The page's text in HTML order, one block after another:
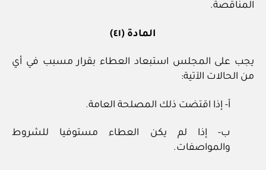
المناقصة.
المادة (٤١)
يجب على المجلس استبعاد العطاء بقرار مسبب في أي
من الحالات الآتية:
أ- إذا اقتضت ذلك المصلحة العامة.
ب- إذا لم يكن العطاء مستوفيا للشروط
والمواصفات.